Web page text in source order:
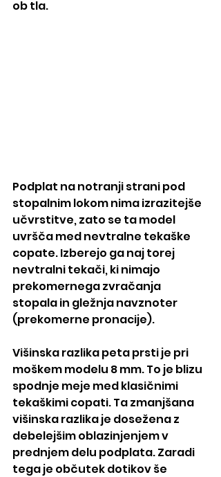
ob tla.
Podplat na notranji strani pod
stopalnim lokom nima izrazitejše
učvrstitve, zato se ta model
uvršča med nevtralne tekaške
copate. Izberejo ga naj torej
nevtralni tekači, ki nimajo
prekomernega zvračanja
stopala in gležnja navznoter
(prekomerne pronacije).
Višinska razlika peta prsti je pri
moškem modelu 8 mm. To je blizu
spodnje meje med klasičnimi
tekaškimi copati. Ta zmanjšana
višinska razlika je dosežena z
debelejšim oblazinjenjem v
prednjem delu podplata. Zaradi
tega je občutek dotikov še